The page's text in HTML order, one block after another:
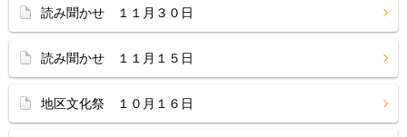
読み聞かせ １１月３０日
読み聞かせ １１月１５日
地区文化祭 １０月１６日